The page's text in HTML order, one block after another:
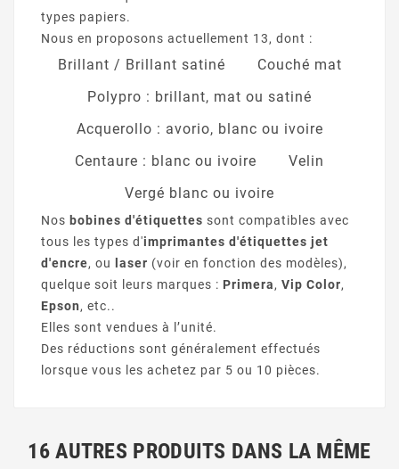
types papiers.
Nous en proposons actuellement 13, dont :
Brillant / Brillant satiné
Couché mat
Polypro : brillant, mat ou satiné
Acquerollo : avorio, blanc ou ivoire
Centaure : blanc ou ivoire
Velin
Vergé blanc ou ivoire
Nos bobines d'étiquettes sont compatibles avec
tous les types d'imprimantes d'étiquettes jet
d'encre, ou laser (voir en fonction des modèles),
quelque soit leurs marques : Primera, Vip Color,
Epson, etc..
Elles sont vendues à l’unité.
Des réductions sont généralement effectués
lorsque vous les achetez par 5 ou 10 pièces.
16 AUTRES PRODUITS DANS LA MÊME